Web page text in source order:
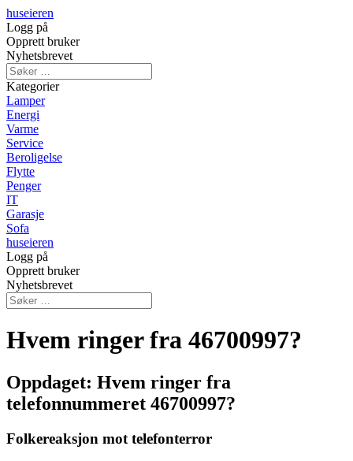
huseieren
Logg på
Opprett bruker
Nyhetsbrevet
Kategorier
Lamper
Energi
Varme
Service
Beroligelse
Flytte
Penger
IT
Garasje
Sofa
huseieren
Logg på
Opprett bruker
Nyhetsbrevet
Hvem ringer fra 46700997?
Oppdaget: Hvem ringer fra
telefonnummeret 46700997?
Folkereaksjon mot telefonterror